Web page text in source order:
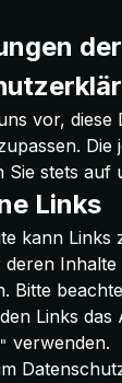
der
vor,
Die
Sie stets auf
Links
kann Links
deren
Bitte
Links das
verwenden.